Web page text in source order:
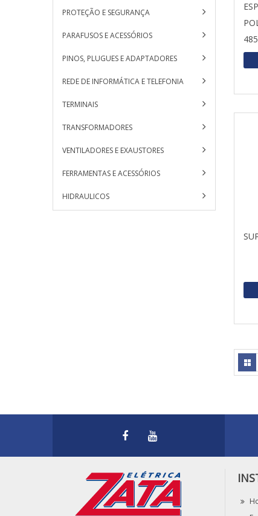
PROTEÇÃO E SEGURANÇA
PARAFUSOS E ACESSÓRIOS
PINOS, PLUGUES E ADAPTADORES
REDE DE INFORMÁTICA E TELEFONIA
TERMINAIS
TRANSFORMADORES
VENTILADORES E EXAUSTORES
FERRAMENTAS E ACESSÓRIOS
HIDRAULICOS